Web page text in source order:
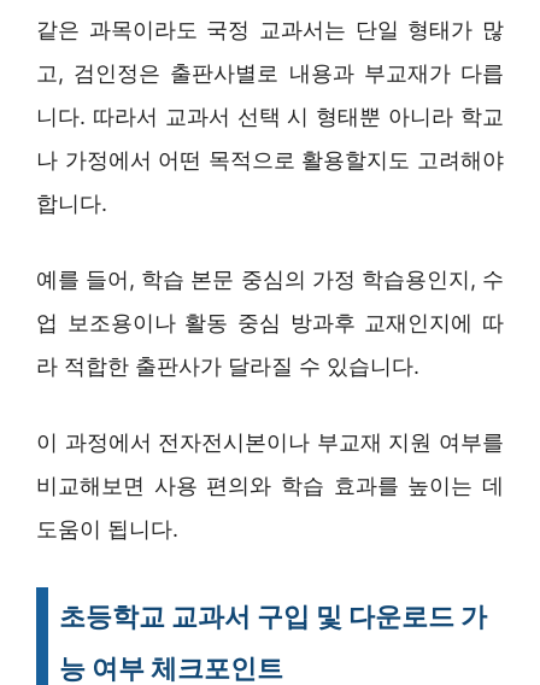
같은 과목이라도 국정 교과서는 단일 형태가 많
고, 검인정은 출판사별로 내용과 부교재가 다릅
니다. 따라서 교과서 선택 시 형태뿐 아니라 학교
나 가정에서 어떤 목적으로 활용할지도 고려해야
합니다.
예를 들어, 학습 본문 중심의 가정 학습용인지, 수
업 보조용이나 활동 중심 방과후 교재인지에 따
라 적합한 출판사가 달라질 수 있습니다.
이 과정에서 전자전시본이나 부교재 지원 여부를
비교해보면 사용 편의와 학습 효과를 높이는 데
도움이 됩니다.
초등학교 교과서 구입 및 다운로드 가
능 여부 체크포인트